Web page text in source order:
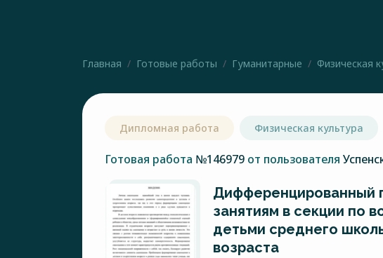
Главная Готовые работы Гуманитарные Физическая
Дипломная работа Физическая культура
Готовая работа №146979 от пользователя
Дифференцированный
занятиям в секции по
детьми среднего
возраста